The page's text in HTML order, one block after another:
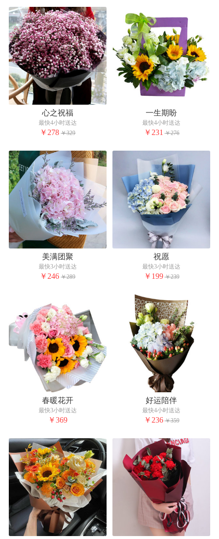
心之祝福
最快4小时送达
￥278 ￥329
一生期盼
最快4小时送达
￥231 ￥276
美满团聚
最快3小时送达
￥246 ￥289
祝愿
最快3小时送达
￥199 ￥239
春暖花开
最快3小时送达
￥369
好运陪伴
最快4小时送达
￥236 ￥359